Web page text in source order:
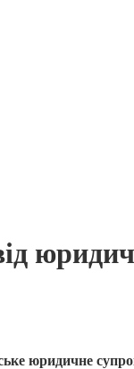
юридичне